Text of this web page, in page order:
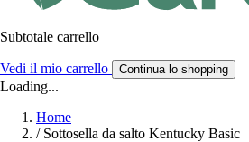
Subtotale carrello
Vedi il mio carrello Continua lo shopping
Loading...
Home
/ Sottosella da salto Kentucky Basic